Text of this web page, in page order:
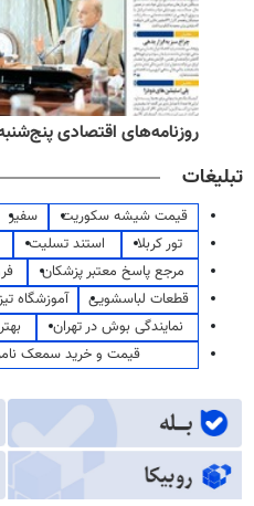
روزنامه‌های اقتصادی پنج‌شنبه ۱۵ مرداد
تبلیغات
قیمت شیشه سکوریت سفیر
تور کربلا
استند تسلیت
مرجع پاسخ معتبر پزشکان
قطعات لباسشویی
آموزشگاه
نمایندگی بوش در تهران
قیمت و خرید سمعک